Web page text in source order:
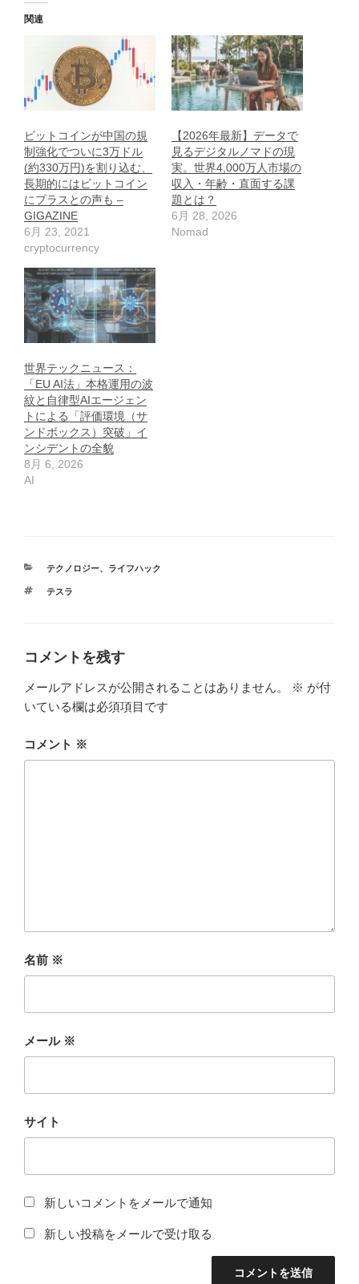
関連
ビットコインが中国の規
制強化でついに3万ドル
(約330万円)を割り込む、
長期的にはビットコイン
にプラスとの声も –
GIGAZINE
6月 23, 2021
cryptocurrency
【2026年最新】データで
見るデジタルノマドの現
実。世界4,000万人市場の
収入・年齢・直面する課
題とは？
6月 28, 2026
Nomad
世界テックニュース：
「EU AI法」本格運用の波
紋と自律型AIエージェン
トによる「評価環境（サ
ンドボックス）突破」イ
ンシデントの全貌
8月 6, 2026
AI
カ
ゴ
テクノロジー、 ライフハック
タ
テスラ
コメントを残す
メールアドレスが公開されることはありません。 ※ が付
いている欄は必須項目です
コメント ※
名前 ※
メール ※
サイト
新しいコメントをメールで通知
新しい投稿をメールで受け取る